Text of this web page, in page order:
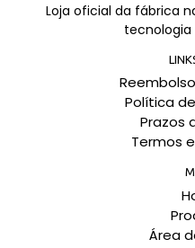
Loja oficial da fábrica
tecnologia
Política
Prazos
Termos
Área